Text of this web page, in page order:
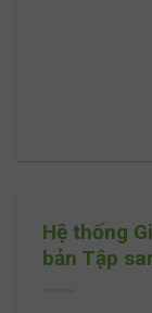
Hệ thống
bản Tập